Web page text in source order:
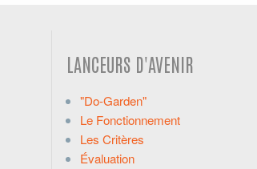
LANCEURS D'AVENIR
"Do-Garden"
Le Fonctionnement
Les Critères
Évaluation